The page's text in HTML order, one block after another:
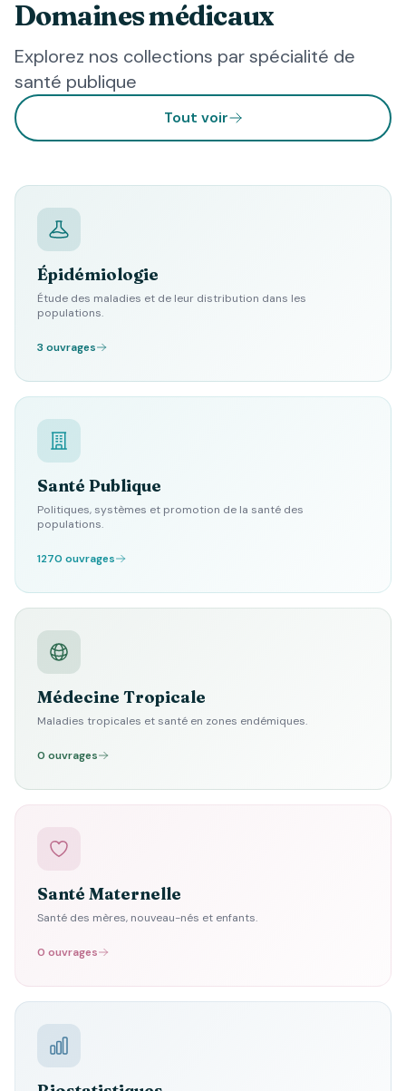
Domaines médicaux
Explorez nos collections par spécialité de
santé publique
Tout voir
Épidémiologie
Étude des maladies et de leur distribution dans les
populations.
3 ouvrages
Santé Publique
Politiques, systèmes et promotion de la santé des
populations.
1270 ouvrages
Médecine Tropicale
Maladies tropicales et santé en zones endémiques.
0 ouvrages
Santé Maternelle
Santé des mères, nouveau-nés et enfants.
0 ouvrages